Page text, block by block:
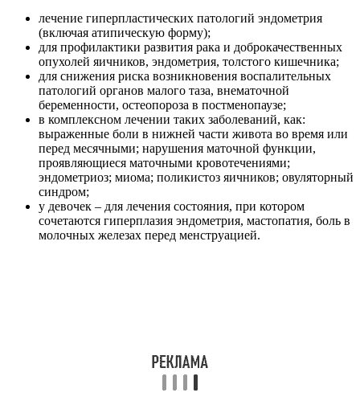
лечение гиперпластических патологий эндометрия
(включая атипическую форму);
для профилактики развития рака и доброкачественных
опухолей яичников, эндометрия, толстого кишечника;
для снижения риска возникновения воспалительных
патологий органов малого таза, внематочной
беременности, остеопороза в постменопаузе;
в комплексном лечении таких заболеваний, как:
выраженные боли в нижней части живота во время или
перед месячными; нарушения маточной функции,
проявляющиеся маточными кровотечениями;
эндометриоз; миома; поликистоз яичников; овуляторный
синдром;
у девочек – для лечения состояния, при котором
сочетаются гиперплазия эндометрия, мастопатия, боль в
молочных железах перед менструацией.